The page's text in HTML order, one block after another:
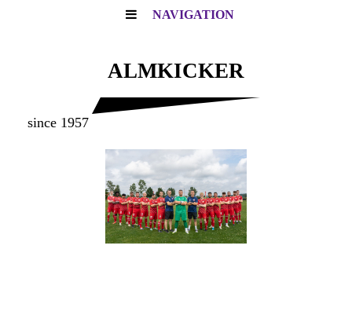
NAVIGATION
ALMKICKER
since 1957